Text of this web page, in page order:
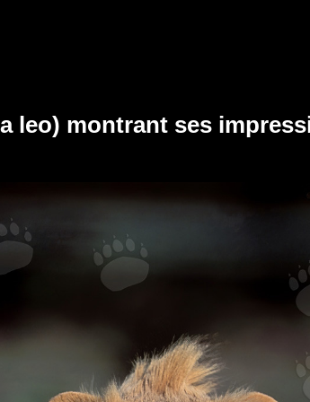
leo) montrant ses